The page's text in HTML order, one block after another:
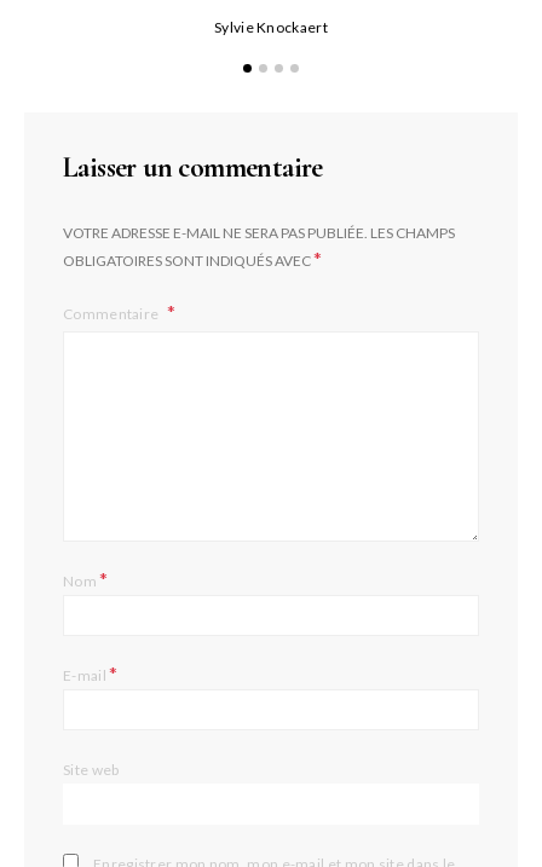
Sylvie Knockaert
Laisser un commentaire
VOTRE ADRESSE E-MAIL NE SERA PAS PUBLIÉE. LES CHAMPS
OBLIGATOIRES SONT INDIQUÉS AVEC*
Commentaire
Nom*
E-mail*
Site web